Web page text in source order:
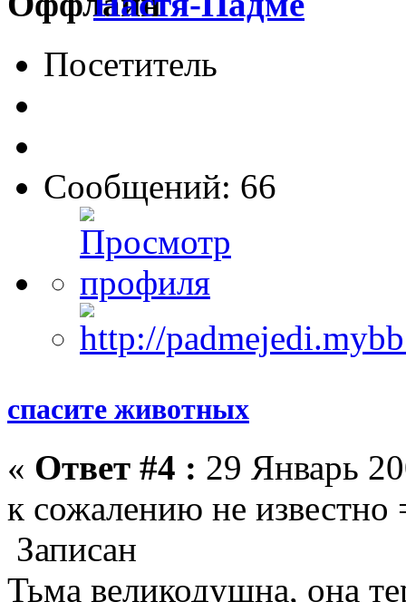
Посетитель
Сообщений: 66
спасите животных
« Ответ #4 : 29 Январь
к сожалению не известно
Записан
Тьма великодушна, она